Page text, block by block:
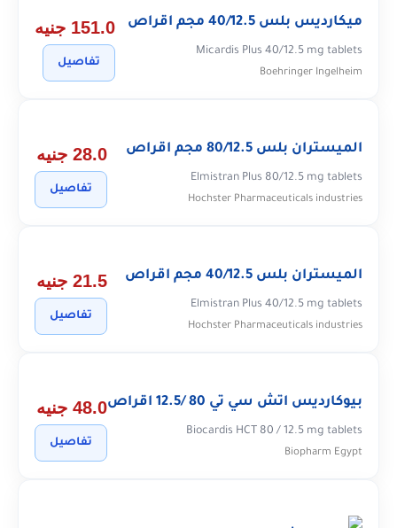
ميكارديس بلس 40/12.5 مجم اقراص
Micardis Plus 40/12.5 mg tablets
Boehringer Ingelheim
151.0 جنيه
تفاصيل
الميستران بلس 80/12.5 مجم اقراص
Elmistran Plus 80/12.5 mg tablets
Hochster Pharmaceuticals industries
28.0 جنيه
تفاصيل
الميستران بلس 40/12.5 مجم اقراص
Elmistran Plus 40/12.5 mg tablets
Hochster Pharmaceuticals industries
21.5 جنيه
تفاصيل
بيوكارديس اتش سي تي 80 /12.5 اقراص
Biocardis HCT 80 / 12.5 mg tablets
Biopharm Egypt
48.0 جنيه
تفاصيل